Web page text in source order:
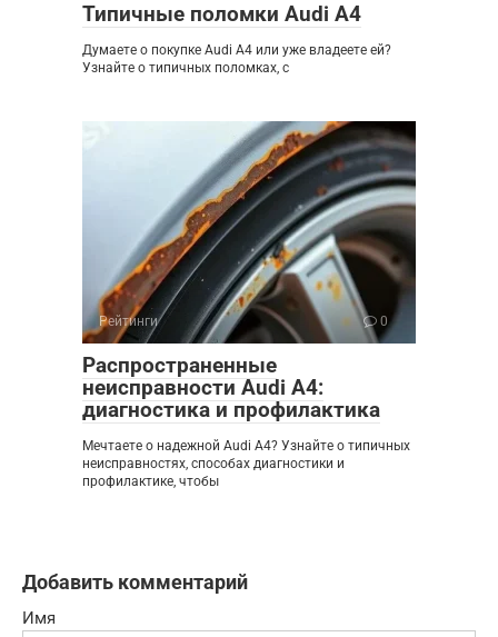
Типичные поломки Audi A4
Думаете о покупке Audi A4 или уже владеете ей?
Узнайте о типичных поломках, с
Рейтинги 0
Распространенные
неисправности Audi A4:
диагностика и профилактика
Мечтаете о надежной Audi A4? Узнайте о типичных
неисправностях, способах диагностики и
профилактике, чтобы
Добавить комментарий
Имя